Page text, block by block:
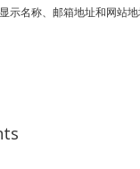
示名称、邮箱地址和网站